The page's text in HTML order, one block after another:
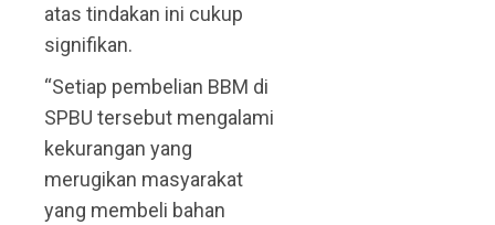
atas tindakan ini cukup
signifikan.
“Setiap pembelian BBM di
SPBU tersebut mengalami
kekurangan yang
merugikan masyarakat
yang membeli bahan